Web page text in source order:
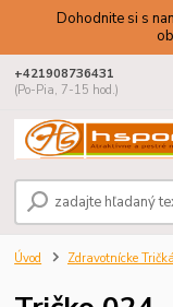
Dohodnite si s
+421908736431
(Po-Pia, 7-15 hod.)
Úvod Zdravotnícke